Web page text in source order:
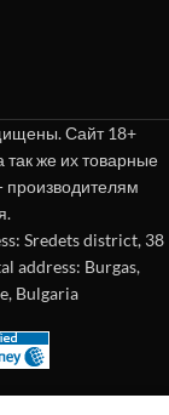
Сайт 18+
так же их товарные
производителям
Sredets district, 38
address: Burgas,
Bulgaria